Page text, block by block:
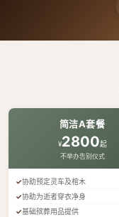
简洁A套餐
¥2800起
不举办告别仪式
协助预定灵车及棺木
协助为逝者穿衣净身
基础殡葬用品提供